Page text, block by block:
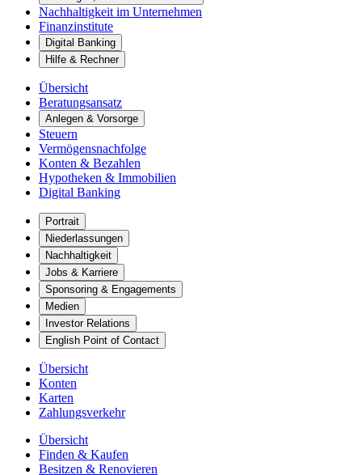
Nachhaltigkeit im Unternehmen
Finanzinstitute
Digital Banking
Hilfe & Rechner
Übersicht
Beratungsansatz
Anlegen & Vorsorge
Steuern
Vermögensnachfolge
Konten & Bezahlen
Hypotheken & Immobilien
Digital Banking
Portrait
Niederlassungen
Nachhaltigkeit
Jobs & Karriere
Sponsoring & Engagements
Medien
Investor Relations
English Point of Contact
Übersicht
Konten
Karten
Zahlungsverkehr
Übersicht
Finden & Kaufen
Besitzen & Renovieren